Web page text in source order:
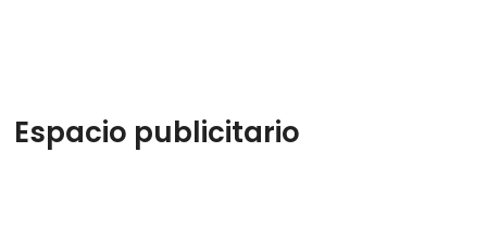
Espacio publicitario